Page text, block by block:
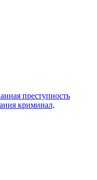
преступность
криминал,